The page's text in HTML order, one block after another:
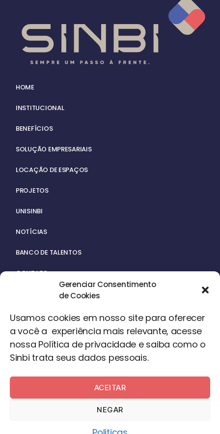
Gerenciar Consentimento
de Cookies
Usamos cookies em nosso site para oferecer
a você a experiência mais relevante, acesse
nossa Política de privacidade e saiba como o
Sinbi trata seus dados pessoais.
ACEITAR
NEGAR
HOME
INSTITUCIONAL
BENEFÍCIOS
SOLUÇÃO EMPRESARIAIS
LOCAÇÃO DE ESPAÇOS
PROJETOS
UNISINBI
NOTÍCIAS
BANCO DE TALENTOS
CONTATO
ACERVO
©2024 – Todos os Direitos Reservados